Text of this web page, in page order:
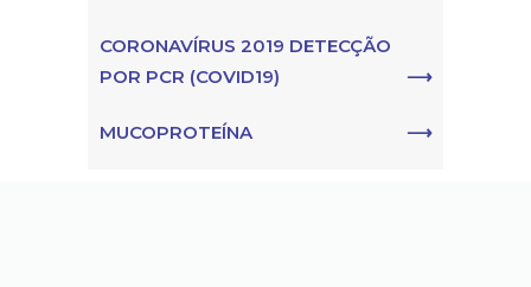
CORONAVÍRUS 2019 DETECÇÃO
POR PCR (COVID19)
MUCOPROTEÍNA